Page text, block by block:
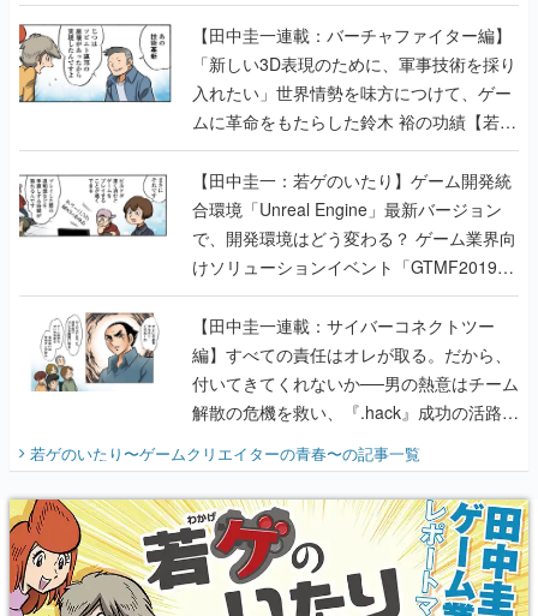
ムに革命をもたらした鈴木 裕の功績【若ゲ
のいたり】
【田中圭一：若ゲのいたり】ゲーム開発統
合環境「Unreal Engine」最新バージョン
で、開発環境はどう変わる？ ゲーム業界向
けソリューションイベント「GTMF2019」
に行って、より理解を深めよう【PR】
【田中圭一連載：サイバーコネクトツー
編】すべての責任はオレが取る。だから、
付いてきてくれないか──男の熱意はチーム
解散の危機を救い、『.hack』成功の活路を
開く。業界の快男児・松山 洋に流れる血は
『少年ジャンプ』色だった【若ゲのいた
り】
若ゲのいたり〜ゲームクリエイターの青春〜の記事一覧